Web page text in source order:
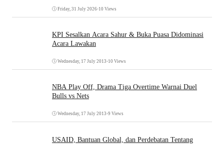
Friday, 31 July 2026•10 Views
KPI Sesalkan Acara Sahur & Buka Puasa Didominasi
Acara Lawakan
Wednesday, 17 July 2013 •10 Views
NBA Play Off, Drama Tiga Overtime Warnai Duel
Bulls vs Nets
Wednesday, 17 July 2013 •9 Views
USAID, Bantuan Global, dan Perdebatan Tentang